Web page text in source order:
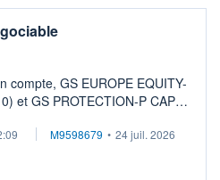
compte, GS EUROPE EQUITY-
et GS PROTECTION-P CAP
me signale ...
M9598679 • 24 juil. 2026